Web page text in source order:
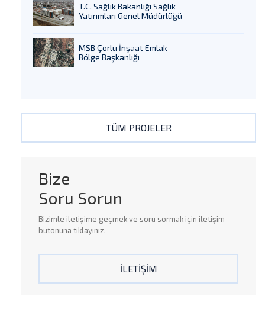
T.C. Sağlık Bakanlığı Sağlık
Yatırımları Genel Müdürlüğü
MSB Çorlu İnşaat Emlak
Bölge Başkanlığı
TÜM PROJELER
Bize
Soru Sorun
Bizimle iletişime geçmek ve soru sormak için iletişim
butonuna tıklayınız.
İLETİŞİM